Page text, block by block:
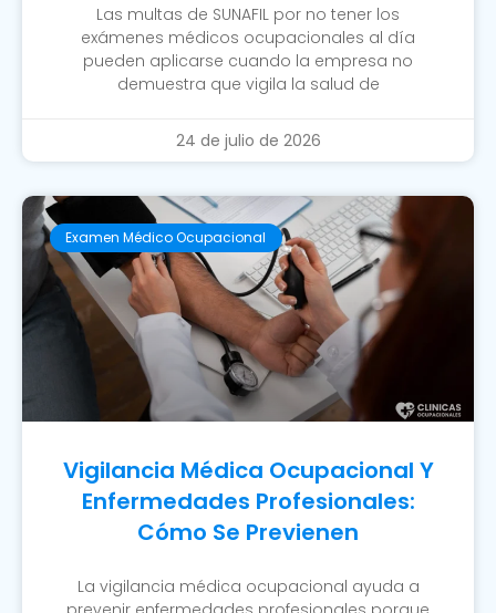
Las multas de SUNAFIL por no tener los
exámenes médicos ocupacionales al día
pueden aplicarse cuando la empresa no
demuestra que vigila la salud de
24 de julio de 2026
Examen Médico Ocupacional
Vigilancia Médica Ocupacional Y
Enfermedades Profesionales:
Cómo Se Previenen
La vigilancia médica ocupacional ayuda a